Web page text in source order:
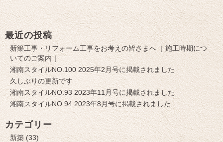
最近の投稿
新築工事・リフォーム工事をお考えの皆さまへ［ 施工時期につ
いてのご案内 ］
湘南スタイルNO.100 2025年2月号に掲載されました
久しぶりの更新です
湘南スタイルNO.93 2023年11月号に掲載されました
湘南スタイルNO.94 2023年8月号に掲載されました
カテゴリー
新築 (33)